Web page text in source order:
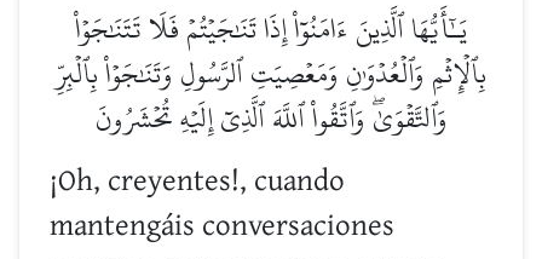
يَـٰٓأَيُّهَا ٱلَّذِينَ ءَامَنُوٓاْ إِذَا تَنَٰجَيۡتُمۡ فَلَا تَتَنَٰجَوۡاْ
بِٱلۡإِثۡمِ وَٱلۡعُدۡوَٰنِ وَمَعۡصِيَتِ ٱلرَّسُولِ وَتَنَٰجَوۡاْ بِٱلۡبِرِّ
وَٱلتَّقۡوَىٰۖ وَٱتَّقُواْ ٱللَّهَ ٱلَّذِيٓ إِلَيۡهِ تُحۡشَرُونَ
¡Oh, creyentes!, cuando
mantengáis conversaciones